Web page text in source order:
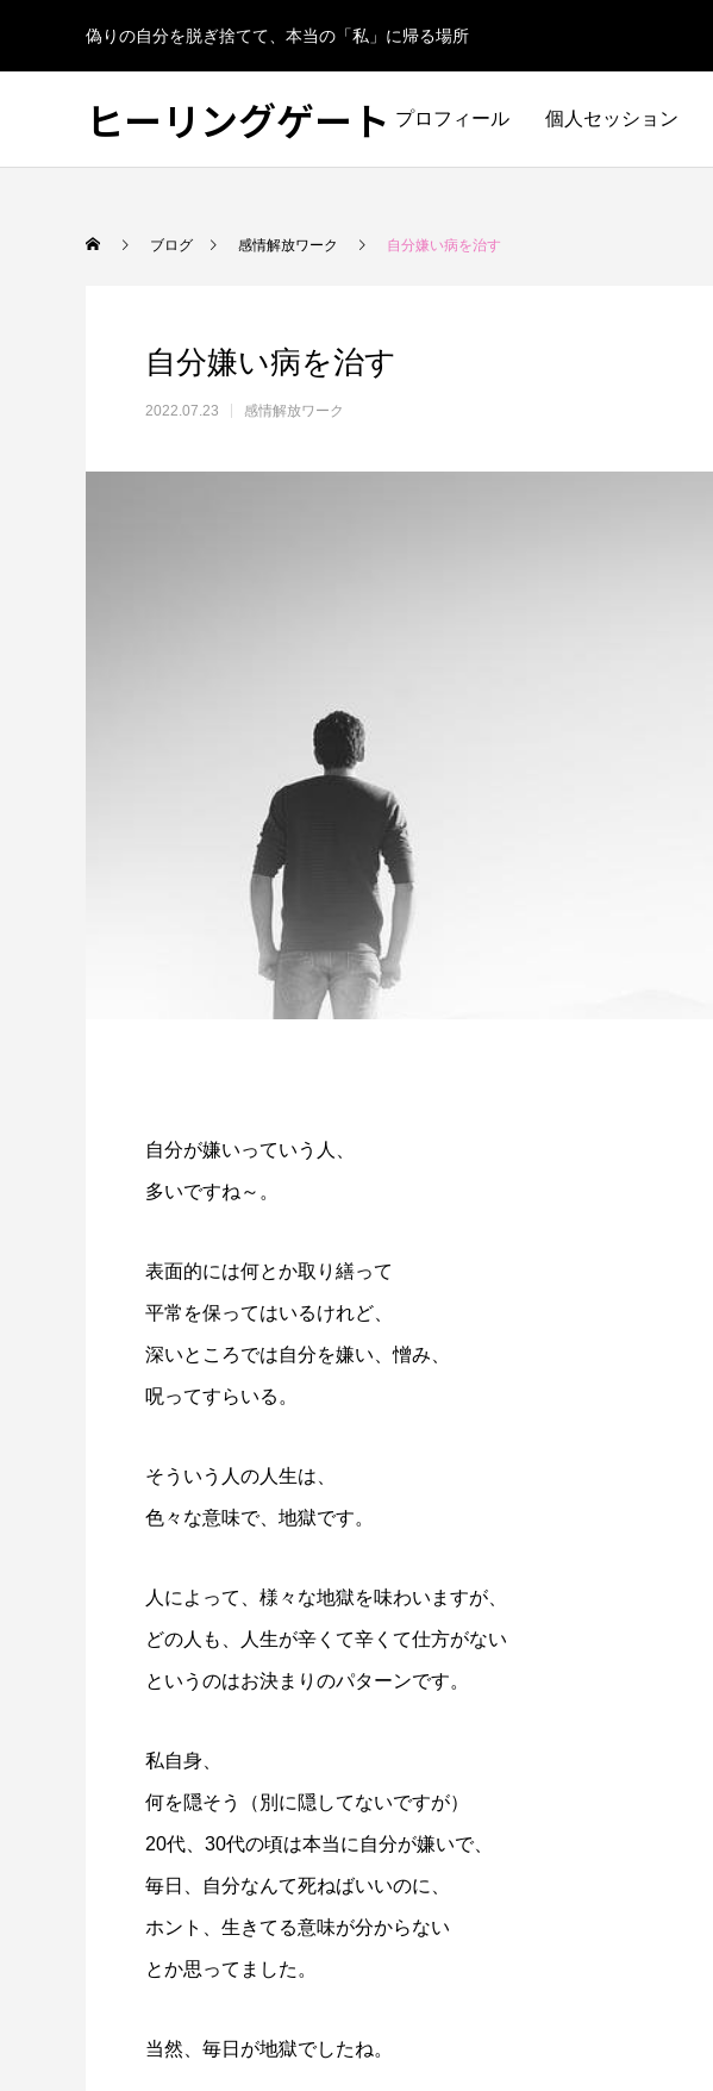
偽りの自分を脱ぎ捨てて、本当の「私」に帰る場所
ヒーリングゲート プロフィール 個人セッション
ブログ 感情解放ワーク 自分嫌い病を治す
自分嫌い病を治す
2022.07.23 感情解放ワーク
自分が嫌いっていう人、
多いですね～。
表面的には何とか取り繕って
平常を保ってはいるけれど、
深いところでは自分を嫌い、憎み、
呪ってすらいる。
そういう人の人生は、
色々な意味で、地獄です。
人によって、様々な地獄を味わいますが、
どの人も、人生が辛くて辛くて仕方がない
というのはお決まりのパターンです。
私自身、
何を隠そう（別に隠してないですが）
20代、30代の頃は本当に自分が嫌いで、
毎日、自分なんて死ねばいいのに、
ホント、生きてる意味が分からない
とか思ってました。
当然、毎日が地獄でしたね。